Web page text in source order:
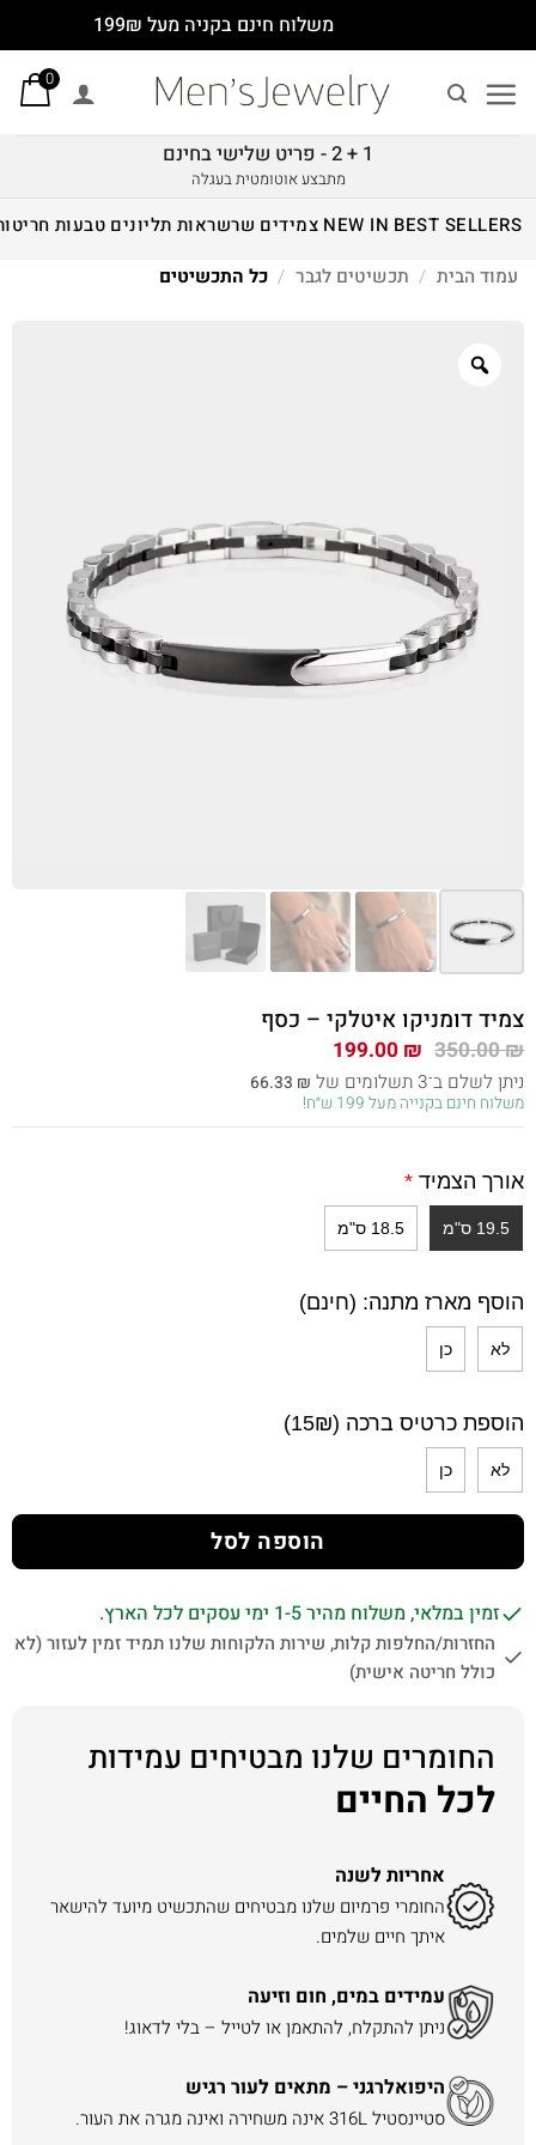
משלוח חינם בקניה מעל 199₪
0
1 + 2 - פריט שלישי בחינם
מתבצע אוטומטית בעגלה
BEST SELLERS
NEW IN צמידים שרשראותתליונים טבעותחריטות
עמוד הבית
/ תכשיטים לגבר / כל התכשיטים
Zoom
צמיד דומניקו איטלקי – כסף
350.00₪ המחיר
המקורי
היה:
350.00 ₪.
199.00₪ המחיר
הנוכחי
הוא:
199.00 ₪.
ניתן לשלם ב־3 תשלומים של 66.33₪
משלוח חינם בקנייה מעל 199 ש״ח!
אורך הצמיד*
19.5 ס"מ 18.5 ס"מ
הוסף מארז מתנה: (חינם)
לא כן
הוספת כרטיס ברכה (15₪)
לא כן
הוספה לסל
זמין במלאי, משלוח מהיר 1-5 ימי עסקים לכל הארץ.
החזרות/החלפות קלות, שירות הלקוחות שלנו תמיד זמין לעזור (לא
כולל חריטה אישית)
החומרים שלנו מבטיחים עמידות
לכל החיים
אחריות לשנה
החומרי פרמיום שלנו מבטיחים שהתכשיט מיועד להישאר
איתך חיים שלמים.
עמידים במים, חום וזיעה
ניתן להתקלח, להתאמן או לטייל – בלי לדאוג!
היפואלרגני – מתאים לעור רגיש
סטיינסטיל 316L אינה משחירה ואינה מגרה את העור.